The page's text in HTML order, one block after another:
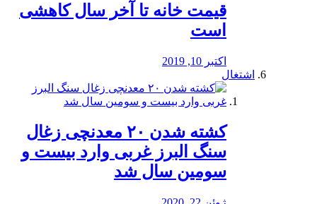
قیمت خانه تا آخر سال کاهشی
است
اکتبر 10, 2019
اشتغال
کشته شدن ۲۰ معدنچی زغال
سنگ البرز غربی وارد بیست و
سومین سال شد